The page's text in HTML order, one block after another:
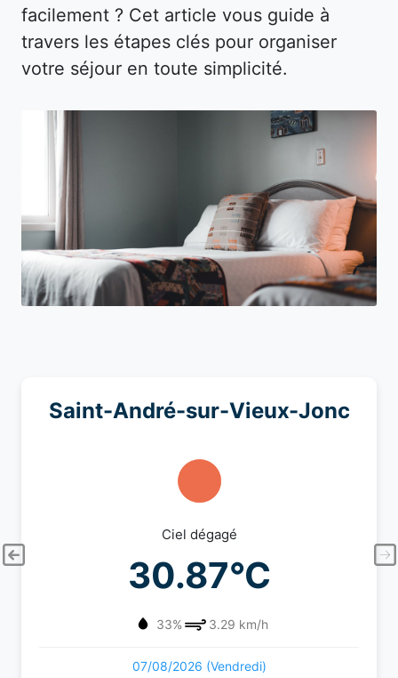
facilement ? Cet article vous guide à
travers les étapes clés pour organiser
votre séjour en toute simplicité.
Saint-André-sur-Vieux-Jonc
Ciel dégagé
30.87°C
33% 3.29 km/h
07/08/2026 (Vendredi)